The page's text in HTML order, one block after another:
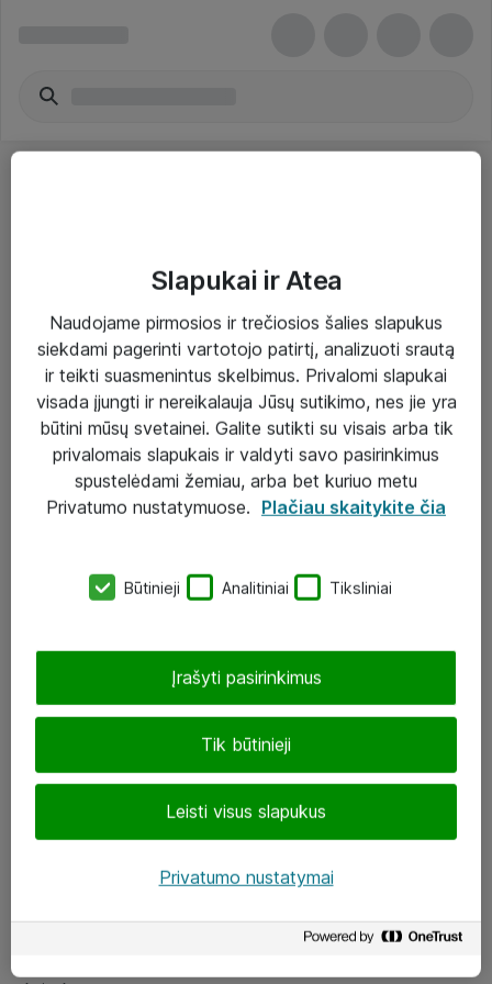
Paslaugos
Sprendimai
Įgyvendinti projektai
Atea ekspertų patarimai verslui
eShop@atea.lt
LinkedIn
Slapukai ir Atea
Naudojame pirmosios ir trečiosios šalies slapukus
siekdami pagerinti vartotojo patirtį, analizuoti srautą
ir teikti suasmenintus skelbimus. Privalomi slapukai
visada įjungti ir nereikalauja Jūsų sutikimo, nes jie yra
būtini mūsų svetainei. Galite sutikti su visais arba tik
privalomais slapukais ir valdyti savo pasirinkimus
spustelėdami žemiau, arba bet kuriuo metu
Privatumo nustatymuose. Plačiau skaitykite čia
Būtinieji Analitiniai Tiksliniai
Tik būtinieji
Leisti visus slapukus
Įrašyti pasirinkimus
Privatumo nustatymai